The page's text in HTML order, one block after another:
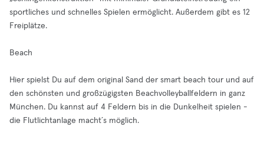
sportliches und schnelles Spielen ermöglicht. Außerdem gibt es 12
Freiplätze.
Beach
Hier spielst Du auf dem original Sand der smart beach tour und auf
den schönsten und großzügigsten Beachvolleyballfeldern in ganz
München. Du kannst auf 4 Feldern bis in die Dunkelheit spielen -
die Flutlichtanlage macht´s möglich.